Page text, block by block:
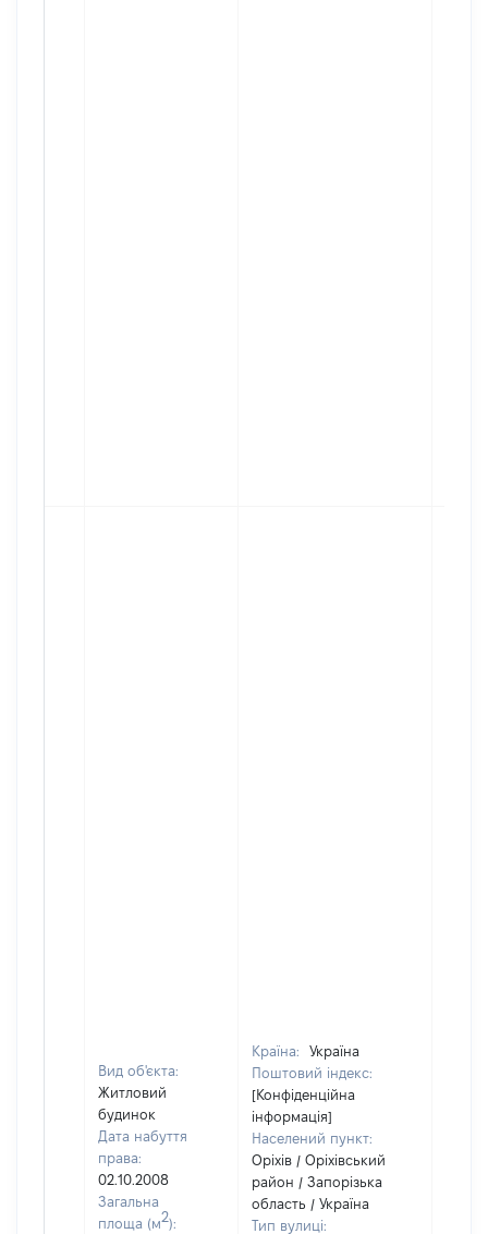
Вид об'єкта:
Житловий
будинок
Дата набуття
права:
02.10.2008
Загальна
площа (м2):
Країна:
Україна
Поштовий індекс:
[Конфіденційна
інформація]
Населений пункт:
Оріхів / Оріхівський
район / Запорізька
область / Україна
Тип вулиці: